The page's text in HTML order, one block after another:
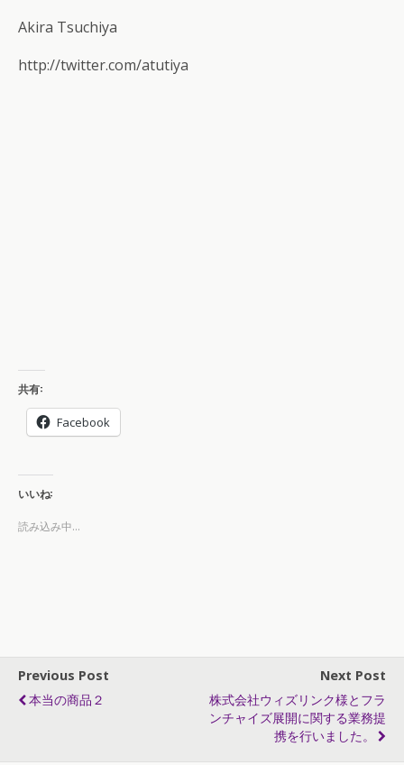
Akira Tsuchiya
http://twitter.com/atutiya
共有:
Facebook
いいね:
読み込み中...
Previous Post
本当の商品２
Next Post
株式会社ウィズリンク様とフラ
ンチャイズ展開に関する業務提
携を行いました。